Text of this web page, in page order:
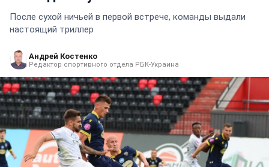
После сухой ничьей в первой встрече, команды выдали
настоящий триллер
Андрей Костенко
Редактор спортивного отдела РБК-Украина